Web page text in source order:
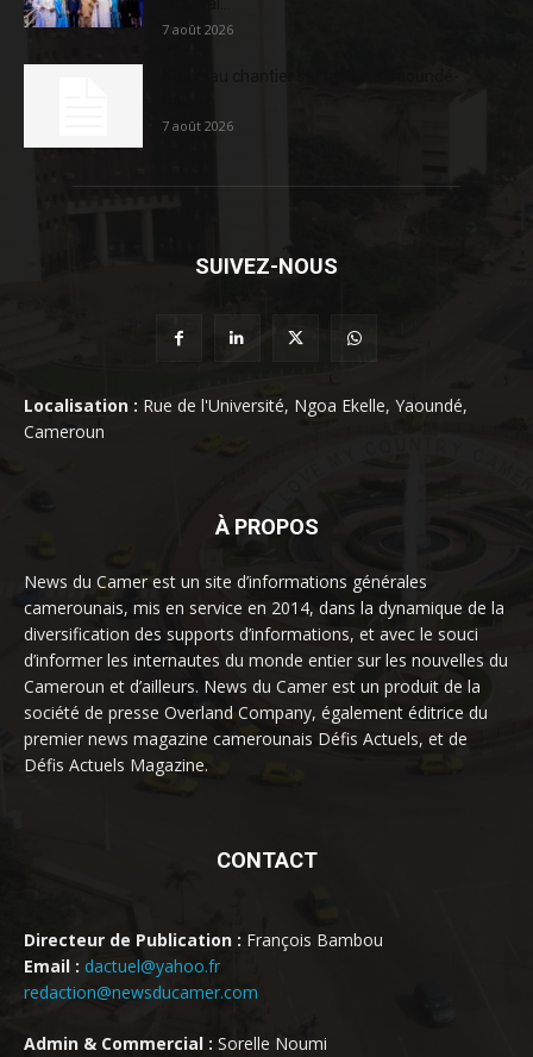
7 août 2026
7 août 2026
SUIVEZ-NOUS
Localisation : Rue de l'Université, Ngoa Ekelle, Yaoundé,
Cameroun
À PROPOS
News du Camer est un site d’informations générales
camerounais, mis en service en 2014, dans la dynamique de la
diversification des supports d’informations, et avec le souci
d’informer les internautes du monde entier sur les nouvelles du
Cameroun et d’ailleurs. News du Camer est un produit de la
société de presse Overland Company, également éditrice du
premier news magazine camerounais Défis Actuels, et de
Défis Actuels Magazine.
CONTACT
Directeur de Publication : François Bambou
Email : dactuel@yahoo.fr
redaction@newsducamer.com
Admin & Commercial : Sorelle Noumi